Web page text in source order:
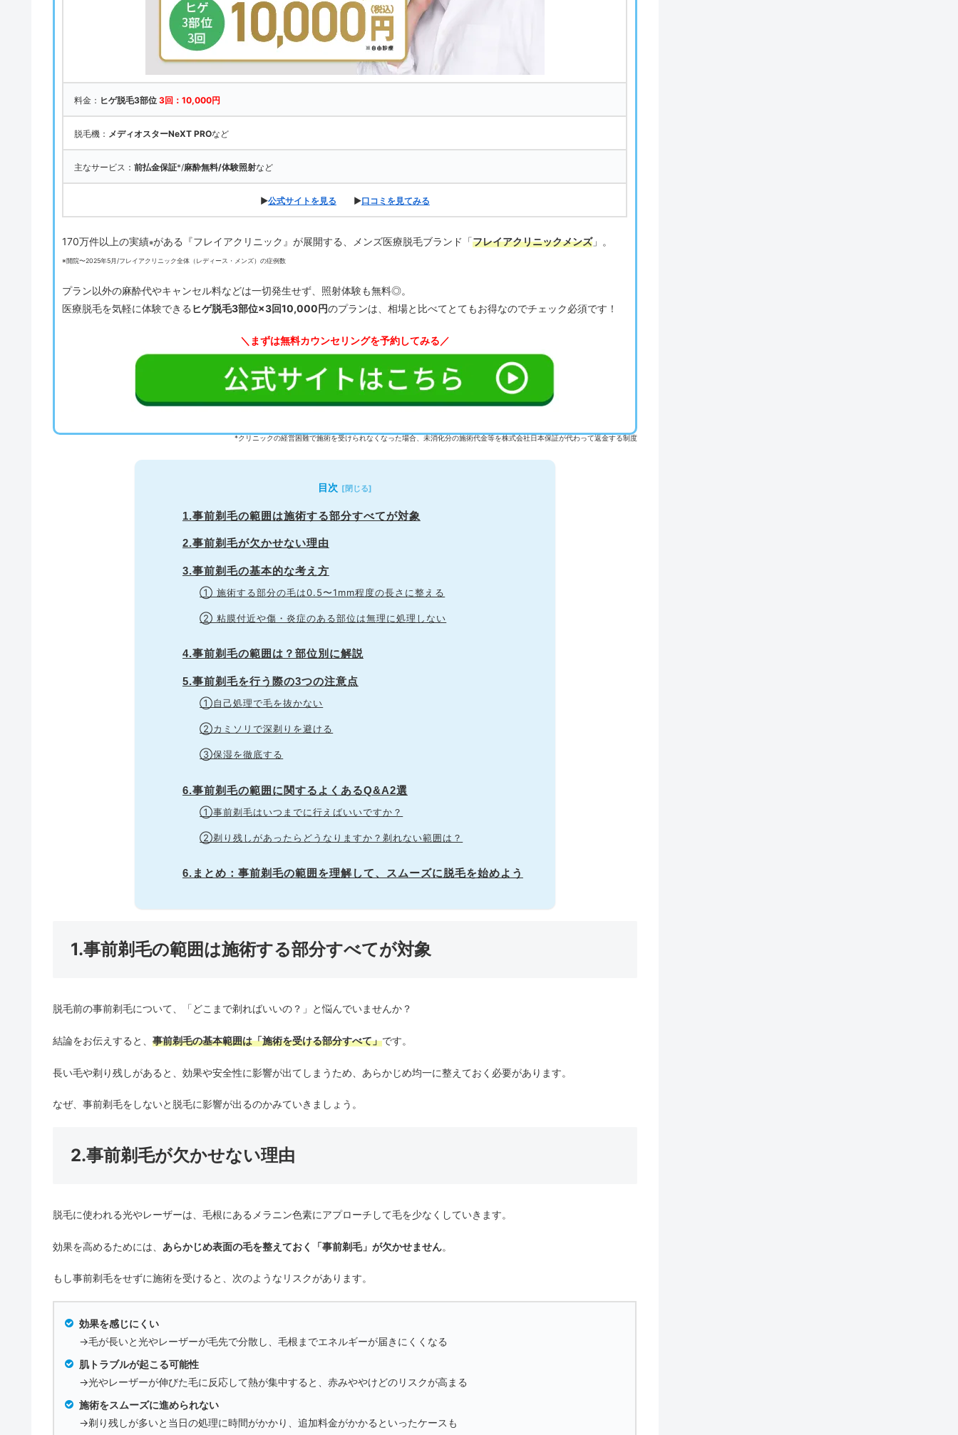
料金： ヒゲ脱毛3部位3回：10,000円
脱毛機： メディオスターNeXT PROなど
主なサービス：前払金保証*/麻酔無料/体験照射など
▶公式サイトを見る ▶口コミを見てみる
170万件以上の実績※がある『フレイアクリニック』が展開する、メンズ医療脱毛ブランド「フレイアクリニックメンズ」。
※開院〜2025年5月/フレイアクリニック全体（レディース・メンズ）の症例数
プラン以外の麻酔代やキャンセル料などは一切発生せず、照射体験も無料◎。
医療脱毛を気軽に体験できる ヒゲ脱毛3部位×3回10,000円のプランは、相場と比べてとてもお得なのでチェック必須です！
＼まずは無料カウンセリングを予約してみる／
*クリニックの経営困難で施術を受けられなくなった場合、未消化分の施術代金等を株式会社日本保証が代わって返金する制度
目次
1.事前剃毛の範囲は施術する部分すべてが対象
2.事前剃毛が欠かせない理由
3.事前剃毛の基本的な考え方
① 施術する部分の毛は0.5〜1mm程度の長さに整える
② 粘膜付近や傷・炎症のある部位は無理に処理しない
4.事前剃毛の範囲は？部位別に解説
5.事前剃毛を行う際の3つの注意点
①自己処理で毛を抜かない
②カミソリで深剃りを避ける
③保湿を徹底する
6.事前剃毛の範囲に関するよくあるQ&A2選
①事前剃毛はいつまでに行えばいいですか？
②剃り残しがあったらどうなりますか？剃れない範囲は？
6.まとめ：事前剃毛の範囲を理解して、スムーズに脱毛を始めよう
1.事前剃毛の範囲は施術する部分すべてが対象
脱毛前の事前剃毛について、「どこまで剃ればいいの？」と悩んでいませんか？
結論をお伝えすると、事前剃毛の基本範囲は「施術を受ける部分すべて」です。
長い毛や剃り残しがあると、効果や安全性に影響が出てしまうため、あらかじめ均一に整えておく必要があります。
なぜ、事前剃毛をしないと脱毛に影響が出るのかみていきましょう。
2.事前剃毛が欠かせない理由
脱毛に使われる光やレーザーは、毛根にあるメラニン色素にアプローチして毛を少なくしていきます。
効果を高めるためには、 あらかじめ表面の毛を整えておく「事前剃毛」が欠かせません。
もし事前剃毛をせずに施術を受けると、次のようなリスクがあります。
効果を感じにくい
→毛が長いと光やレーザーが毛先で分散し、毛根までエネルギーが届きにくくなる
肌トラブルが起こる可能性
→光やレーザーが伸びた毛に反応して熱が集中すると、赤みややけどのリスクが高まる
施術をスムーズに進められない
→剃り残しが多いと当日の処理に時間がかかり、追加料金がかかるといったケースも